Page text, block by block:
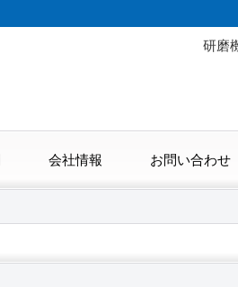
研磨
会社情報 お問い合わせ